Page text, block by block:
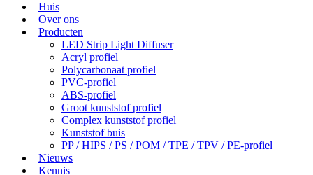
Huis
Over ons
Producten
LED Strip Light Diffuser
Acryl profiel
Polycarbonaat profiel
PVC-profiel
ABS-profiel
Groot kunststof profiel
Complex kunststof profiel
Kunststof buis
PP / HIPS / PS / POM / TPE / TPV / PE-profiel
Nieuws
Kennis